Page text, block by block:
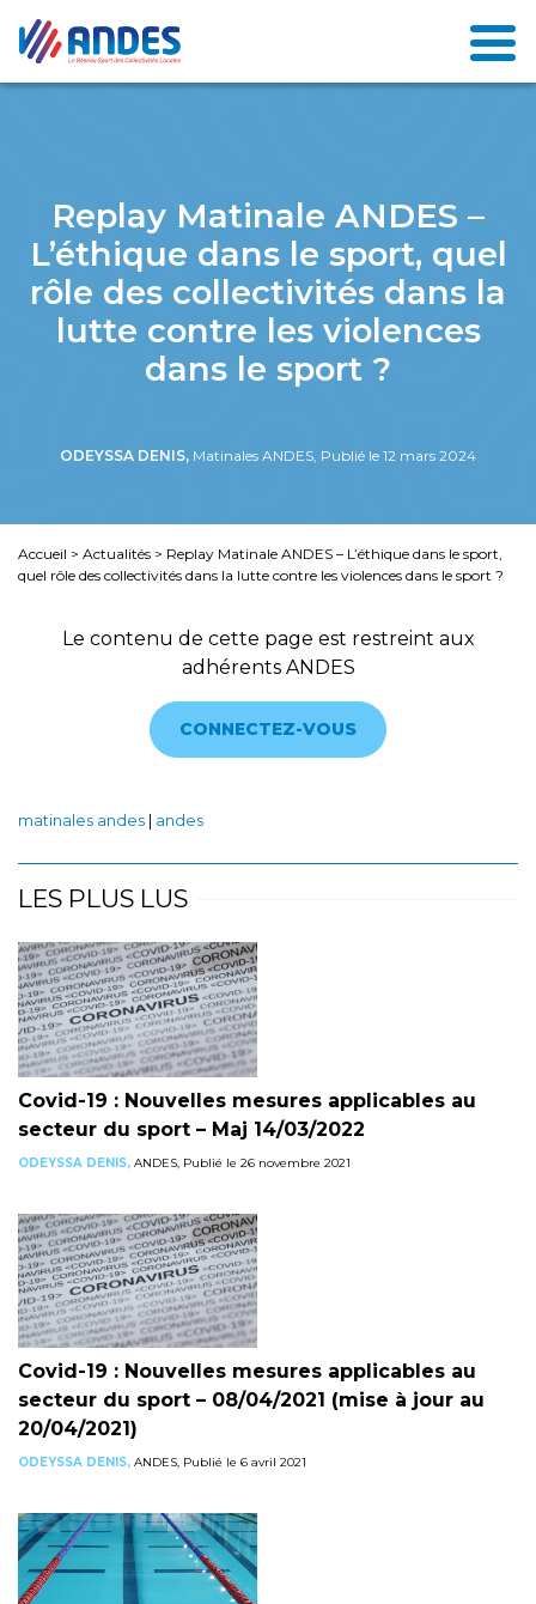
Replay Matinale ANDES –
L’éthique dans le sport, quel
rôle des collectivités dans la
lutte contre les violences
dans le sport ?
ODEYSSA DENIS, Matinales ANDES, Publié le 12 mars 2024
Accueil > Actualités > Replay Matinale ANDES – L’éthique dans le sport,
quel rôle des collectivités dans la lutte contre les violences dans le sport ?
Le contenu de cette page est restreint aux
adhérents ANDES
CONNECTEZ-VOUS
matinales andes andes
LES PLUS LUS
Covid-19 : Nouvelles mesures applicables au
secteur du sport – Maj 14/03/2022
ODEYSSA DENIS, ANDES, Publié le 26 novembre 2021
Covid-19 : Nouvelles mesures applicables au
secteur du sport – 08/04/2021 (mise à jour au
20/04/2021)
ODEYSSA DENIS, ANDES, Publié le 6 avril 2021